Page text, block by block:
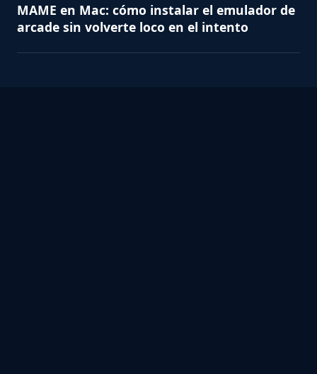
MAME en Mac: cómo instalar el emulador de
arcade sin volverte loco en el intento